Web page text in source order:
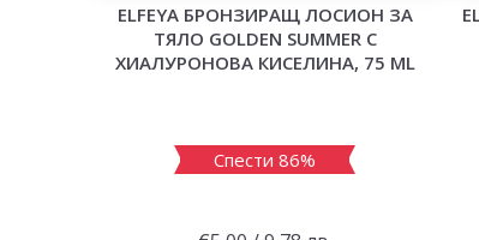
ELFEYA БРОНЗИРАЩ ЛОСИОН ЗА
ТЯЛО GOLDEN SUMMER С
ХИАЛУРОНОВА КИСЕЛИНА, 75 ML
Спести 86%